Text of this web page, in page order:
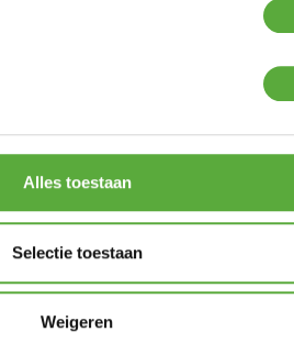
Alles toestaan
Selectie toestaan
Weigeren